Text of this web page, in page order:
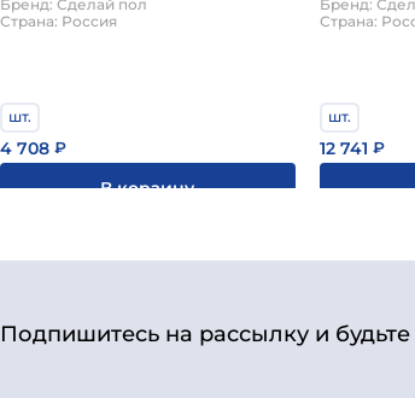
Бренд: Сделай пол
Страна: Россия
шт.
4 708 ₽
В корзину
Бренд:
Страна:
шт.
12 741 ₽
Подпишитесь на рассылку и